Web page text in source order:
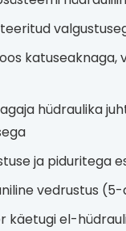
katuseaknaga,
hüdraulika
ja piduritega
vedrustus
käetugi el-